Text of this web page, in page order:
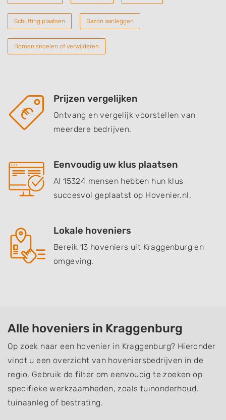
Schutting plaatsen Gazon aanleggen
Bomen snoeien of verwijderen
Prijzen vergelijken
Ontvang en vergelijk voorstellen van
meerdere bedrijven.
Eenvoudig uw klus plaatsen
Al 15324 mensen hebben hun klus
succesvol geplaatst op Hovenier.nl.
Lokale hoveniers
Bereik 13 hoveniers uit Kraggenburg en
omgeving.
Alle hoveniers in Kraggenburg
Op zoek naar een hovenier in Kraggenburg? Hieronder
vindt u een overzicht van hoveniersbedrijven in de
regio. Gebruik de filter om eenvoudig te zoeken op
specifieke werkzaamheden, zoals tuinonderhoud,
tuinaanleg of bestrating.